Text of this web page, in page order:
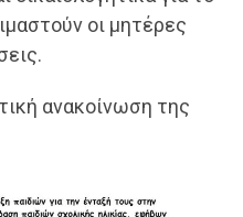
οι μητέρες
ανακοίνωση της